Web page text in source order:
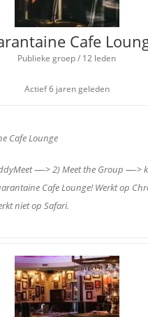
Cafe
Publieke groep / 12 leden
Actief6 jaren geleden
Cafe Lounge
—-> 2) Meet the Group —->
Cafe Lounge! Werkt op
niet op Safari.